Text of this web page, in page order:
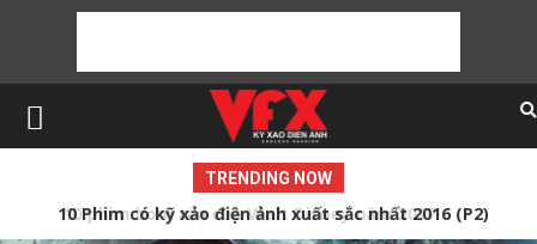
TRENDING NOW
10 Phim có kỹ xảo điện ảnh xuất sắc nhất 2016 (P2)